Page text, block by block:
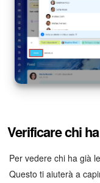
Verificare chi
Per vedere chi ha già
Questo ti aiuterà a